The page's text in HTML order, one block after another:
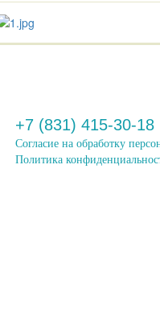
+7 (831) 415-30-18
Согласие на обработку
Политика